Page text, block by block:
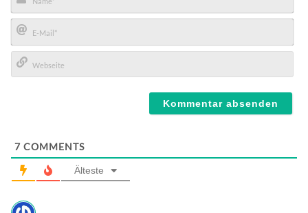
Name*
E-
Mail*
7 COMMENTS
Älteste